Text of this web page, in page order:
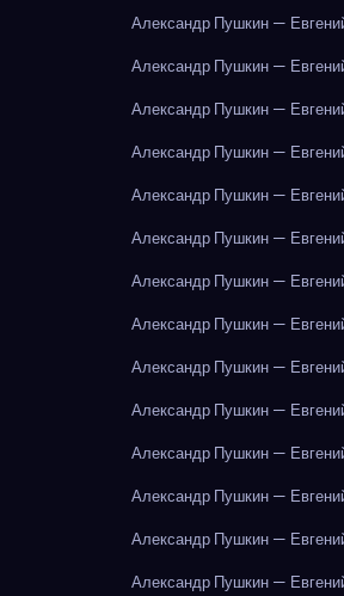
Александр Пушкин —
Александр Пушкин —
Александр Пушкин —
Александр Пушкин —
Александр Пушкин —
Александр Пушкин —
Александр Пушкин —
Александр Пушкин —
Александр Пушкин —
Александр Пушкин —
Александр Пушкин —
Александр Пушкин —
Александр Пушкин —
Александр Пушкин —